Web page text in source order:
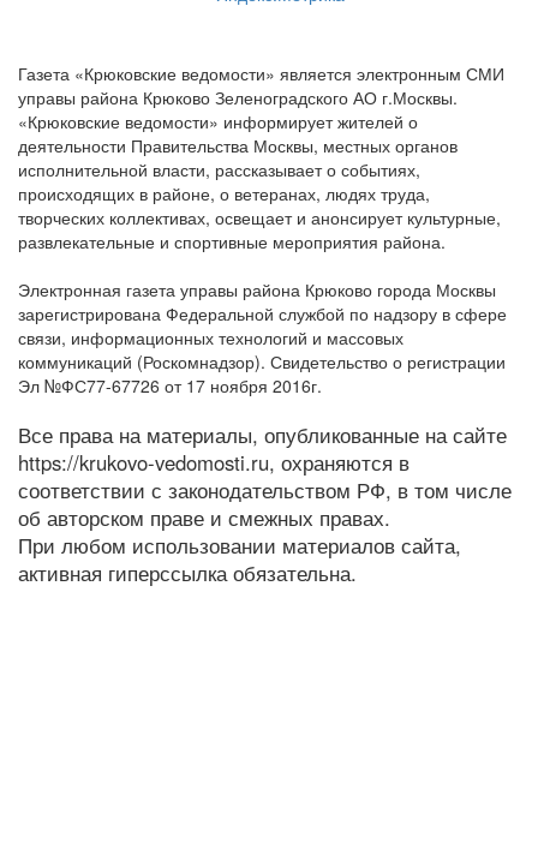
Газета «Крюковские ведомости» является электронным СМИ
управы района Крюково Зеленоградского АО г.Москвы.
«Крюковские ведомости» информирует жителей о
деятельности Правительства Москвы, местных органов
исполнительной власти, рассказывает о событиях,
происходящих в районе, о ветеранах, людях труда,
творческих коллективах, освещает и анонсирует культурные,
развлекательные и спортивные мероприятия района.
Электронная газета управы района Крюково города Москвы
зарегистрирована Федеральной службой по надзору в сфере
связи, информационных технологий и массовых
коммуникаций (Роскомнадзор). Свидетельство о регистрации
Эл №ФС77-67726 от 17 ноября 2016г.
Все права на материалы, опубликованные на сайте
https://krukovo-vedomosti.ru, охраняются в
соответствии с законодательством РФ, в том числе
об авторском праве и смежных правах.
При любом использовании материалов сайта,
активная гиперссылка обязательна.